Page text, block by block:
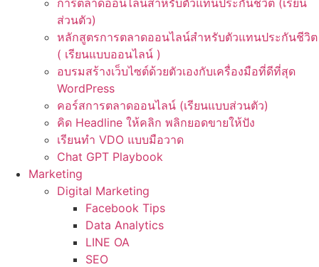
การตลาดออนไลน์สำหรับตัวแทนประกันชีวิต (เรียน
ส่วนตัว)
หลักสูตรการตลาดออนไลน์สำหรับตัวแทนประกันชีวิต
( เรียนแบบออนไลน์ )
อบรมสร้างเว็บไซต์ด้วยตัวเองกับเครื่องมือที่ดีที่สุด
WordPress
คอร์สการตลาดออนไลน์ (เรียนแบบส่วนตัว)
คิด Headline ให้คลิก พลิกยอดขายให้ปัง
เรียนทำ VDO แบบมือวาด
Chat GPT Playbook
Marketing
Digital Marketing
Facebook Tips
Data Analytics
LINE OA
SEO